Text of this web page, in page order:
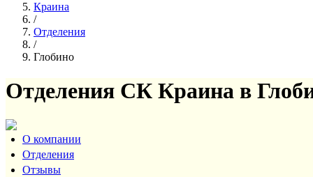
Краина
/
Отделения
/
Глобино
Отделения СК Краина в
О компании
Отделения
Отзывы